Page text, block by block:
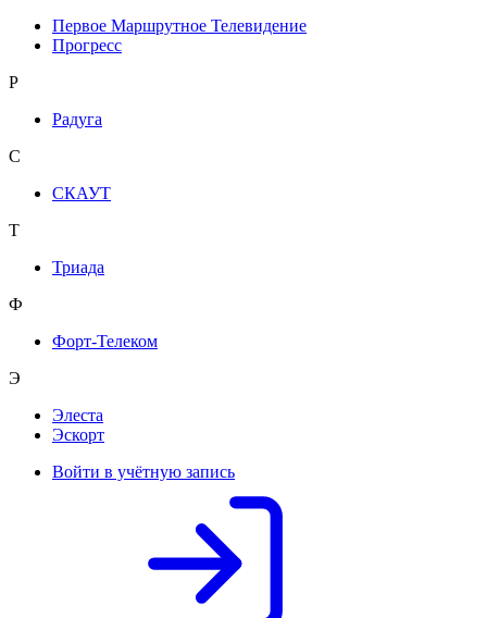
Первое Маршрутное Телевидение
Прогресс
Р
Радуга
С
СКАУТ
Т
Триада
Ф
Форт-Телеком
Э
Элеста
Эскорт
Войти в учётную запись